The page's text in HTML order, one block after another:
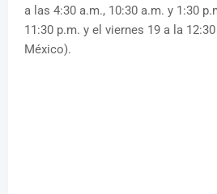
a las 4:30 a.m., 10:30 a.m. y 1:30
11:30 p.m. y el viernes 19 a la
México).